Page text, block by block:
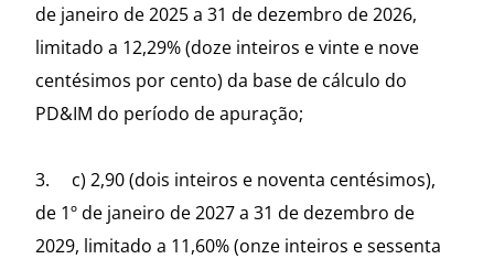
de janeiro de 2025 a 31 de dezembro de 2026,
limitado a 12,29% (doze inteiros e vinte e nove
centésimos por cento) da base de cálculo do
PD&IM do período de apuração;
3. c) 2,90 (dois inteiros e noventa centésimos),
de 1º de janeiro de 2027 a 31 de dezembro de
2029, limitado a 11,60% (onze inteiros e sessenta